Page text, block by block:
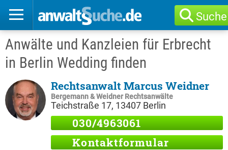
Suche
Anwälte und Kanzleien für Erbrecht
in Berlin Wedding finden
Rechtsanwalt Marcus Weidner
Bergemann & Weidner Rechtsanwälte
Teichstraße 17, 13407 Berlin
030/4963061
Kontaktformular